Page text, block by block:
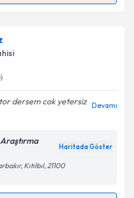
kabul ediyorum.
Gönder
randevu takvimi talebi
randevu almanız için bir
posta ile bilgilendireceğiz.
ilişkin
Aydınlatma
kabul ediyorum.
dersem cok yetersiz Devamı
Haritada Göster
Kıtılbıl, 21100